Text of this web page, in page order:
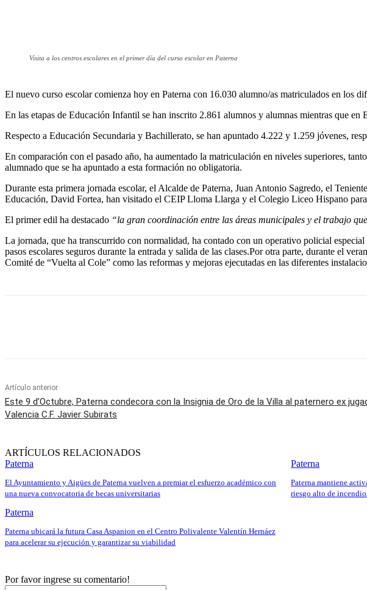
Visita a los centros escolares en el primer día del curso escolar en Paterna
El nuevo curso escolar comienza hoy en Paterna con 16.030 alumno/as matriculados en los
En las etapas de Educación Infantil se han inscrito 2.861 alumnos y alumnas mientras que en
Respecto a Educación Secundaria y Bachillerato, se han apuntado 4.222 y 1.259 jóvenes,
En comparación con el pasado año, ha aumentado la matriculación en niveles superiores,
alumnado que se ha apuntado a esta formación no obligatoria.
Durante esta primera jornada escolar, el Alcalde de Paterna, Juan Antonio Sagredo, el
Educación, David Fortea, han visitado el CEIP Lloma Llarga y el Colegio Liceo Hispano
El primer edil ha destacado “la gran coordinación entre las áreas municipales y el trabajo
La jornada, que ha transcurrido con normalidad, ha contado con un operativo policial
pasos escolares seguros durante la entrada y salida de las clases.Por otra parte, durante el
Comité de “Vuelta al Cole” como las reformas y mejoras ejecutadas en las diferentes
Artículo anterior
Este 9 d’Octubre, Paterna condecora con la Insignia de Oro de la Villa al paternero ex
Valencia C.F. Javier Subirats
ARTÍCULOS RELACIONADOS
Paterna
El Ayuntamiento y Aigües de Paterna vuelven a premiar el esfuerzo académico con
una nueva convocatoria de becas universitarias
Paterna
Paterna mantiene
riesgo alto de
Paterna
Paterna ubicará la futura Casa Aspanion en el Centro Polivalente Valentín Hernáez
para acelerar su ejecución y garantizar su viabilidad
Por favor ingrese su comentario!